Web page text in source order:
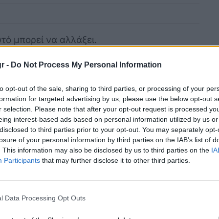
- Do Not Process My Personal Information
opt-out of the sale, sharing to third parties, or processing of your
for targeted advertising by us, please use the below opt-out
selection. Please note that after your opt-out request is processed
interest-based ads based on personal information utilized by us
to third parties prior to your opt-out. You may separately
of your personal information by third parties on the IAB’s list of
This information may also be disclosed by us to third parties on the
Participants that may further disclose it to other third parties.
Data Processing Opt Outs
μπορεί να αλλάξει.
«Είναι σκληρός
είναι καλό»
ο Piastri δήλωσε για τον συμπαίκτη του:
, αλλά νομίζω ότι αυτό είναι κάτι καλό.
το παρόν μια φιλική σχέση, ο Piastri
ανά πάσα στιγμή:«Αν